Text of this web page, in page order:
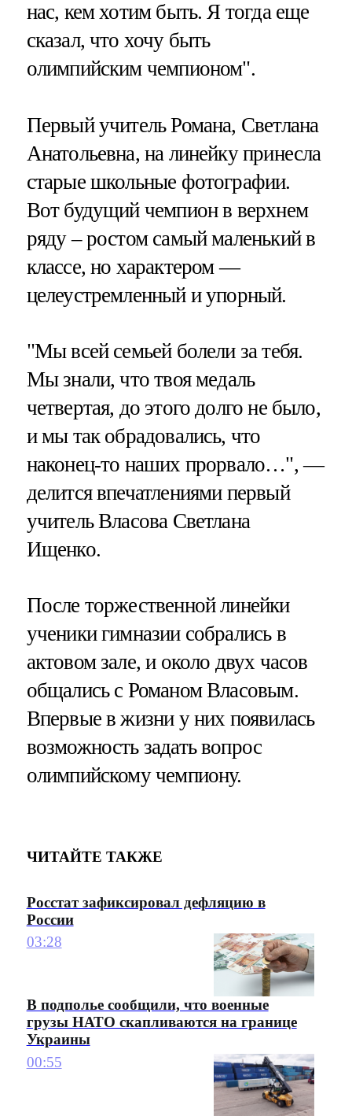
нас, кем хотим быть. Я тогда еще
сказал, что хочу быть
олимпийским чемпионом".
Первый учитель Романа, Светлана
Анатольевна, на линейку принесла
старые школьные фотографии.
Вот будущий чемпион в верхнем
ряду – ростом самый маленький в
классе, но характером —
целеустремленный и упорный.
"Мы всей семьей болели за тебя.
Мы знали, что твоя медаль
четвертая, до этого долго не было,
и мы так обрадовались, что
наконец-то наших прорвало…", —
делится впечатлениями первый
учитель Власова Светлана
Ищенко.
После торжественной линейки
ученики гимназии собрались в
актовом зале, и около двух часов
общались с Романом Власовым.
Впервые в жизни у них появилась
возможность задать вопрос
олимпийскому чемпиону.
ЧИТАЙТЕ ТАКЖЕ
Росстат зафиксировал дефляцию в
России
03:28
В подполье сообщили, что военные
грузы НАТО скапливаются на границе
Украины
00:55